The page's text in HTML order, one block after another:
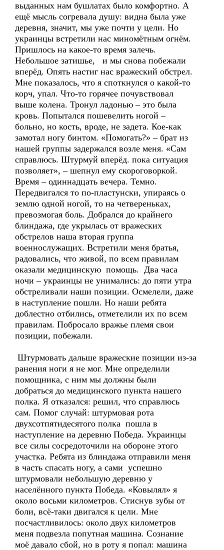
выданных нам бушлатах было комфортно. А
ещё мысль согревала душу: видна была уже
деревня, значит, мы уже почти у цели. Но
украинцы встретили нас миномётным огнём.
Пришлось на какое-то время залечь.
Небольшое затишье, и мы снова побежали
вперёд. Опять настиг нас вражеский обстрел.
Мне показалось, что я споткнулся о какой-то
корч, упал. Что-то горячее почувствовал
выше колена. Тронул ладонью – это была
кровь. Попытался пошевелить ногой –
больно, но кость, вроде, не задета. Кое-как
замотал ногу бинтом. «Помогать?» – брат из
нашей группы задержался возле меня. «Сам
справлюсь. Штурмуй вперёд. пока ситуация
позволяет», – шепнул ему скороговоркой.
Время – одиннадцать вечера. Темно.
Передвигался то по-пластунски, упираясь о
землю одной ногой, то на четвереньках,
превозмогая боль. Добрался до крайнего
блиндажа, где укрылась от вражеских
обстрелов наша вторая группа
военнослужащих. Встретили меня братья,
радовались, что живой, по всем правилам
оказали медицинскую помощь. Два часа
ночи – украинцы не унимались: до пяти утра
обстреливали наши позиции. Осмелели, даже
в наступление пошли. Но наши ребята
доблестно отбились, отметелили их по всем
правилам. Побросало вражье племя свои
позиции, побежали.
Штурмовать дальше вражеские позиции из-за
ранения ноги я не мог. Мне определили
помощника, с ним мы должны были
добраться до медицинского пункта нашего
полка. Я отказался: решил, что справлюсь
сам. Помог случай: штурмовая рота
двухсотпятидесятого полка пошла в
наступление на деревню Победа. Украинцы
все силы сосредоточили на обороне этого
участка. Ребята из блиндажа отправили меня
в часть спасать ногу, а сами успешно
штурмовали небольшую деревню у
населённого пункта Победа. «Ковылял» я
около восьми километров. Стиснув зубы от
боли, всё-таки двигался к цели. Мне
посчастливилось: около двух километров
меня подвезла попутная машина. Сознание
моё давало сбой, но в роту я попал: машина